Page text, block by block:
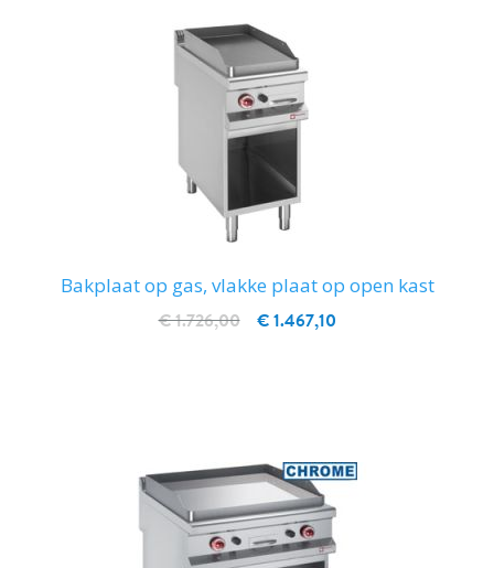
Bakplaat op gas, vlakke plaat op open kast
€ 1.467,10
€ 1.726,00